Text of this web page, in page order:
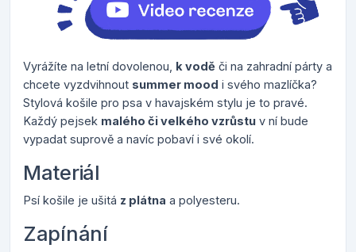
Vyrážíte na letní dovolenou, k vodě či na zahradní párty a
chcete vyzdvihnout summer mood i svého mazlíčka?
Stylová košile pro psa v havajském stylu je to pravé.
Každý pejsek malého či velkého vzrůstu v ní bude
vypadat suprově a navíc pobaví i své okolí.
Materiál
Psí košile je ušitá z plátna a polyesteru.
Zapínání